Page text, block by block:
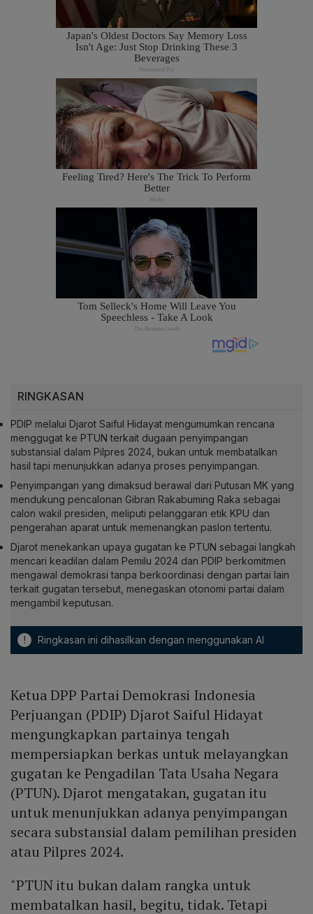
RINGKASAN
PDIP melalui Djarot Saiful Hidayat mengumumkan rencana
menggugat ke PTUN terkait dugaan penyimpangan
substansial dalam Pilpres 2024, bukan untuk membatalkan
hasil tapi menunjukkan adanya proses penyimpangan.
Penyimpangan yang dimaksud berawal dari Putusan MK yang
mendukung pencalonan Gibran Rakabuming Raka sebagai
calon wakil presiden, meliputi pelanggaran etik KPU dan
pengerahan aparat untuk memenangkan paslon tertentu.
Djarot menekankan upaya gugatan ke PTUN sebagai langkah
mencari keadilan dalam Pemilu 2024 dan PDIP berkomitmen
mengawal demokrasi tanpa berkoordinasi dengan partai lain
terkait gugatan tersebut, menegaskan otonomi partai dalam
mengambil keputusan.
! Ringkasan ini dihasilkan dengan menggunakan AI
Ketua DPP Partai Demokrasi Indonesia
Perjuangan (PDIP) Djarot Saiful Hidayat
mengungkapkan partainya tengah
mempersiapkan berkas untuk melayangkan
gugatan ke Pengadilan Tata Usaha Negara
(PTUN). Djarot mengatakan, gugatan itu
untuk menunjukkan adanya penyimpangan
secara substansial dalam pemilihan presiden
atau Pilpres 2024.
"PTUN itu bukan dalam rangka untuk
membatalkan hasil, begitu, tidak. Tetapi